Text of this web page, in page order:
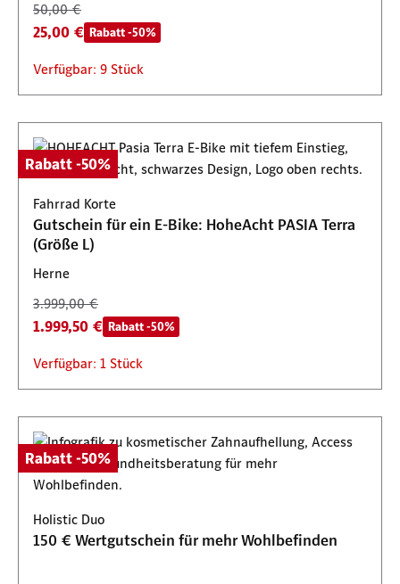
50,00 €
25,00 € Rabatt -50%
Verfügbar: 9 Stück
Rabatt -50%
Fahrrad Korte
Gutschein für ein E-Bike: HoheAcht PASIA Terra
(Größe L)
Herne
3.999,00 €
1.999,50 € Rabatt -50%
Verfügbar: 1 Stück
Rabatt -50%
Holistic Duo
150 € Wertgutschein für mehr Wohlbefinden